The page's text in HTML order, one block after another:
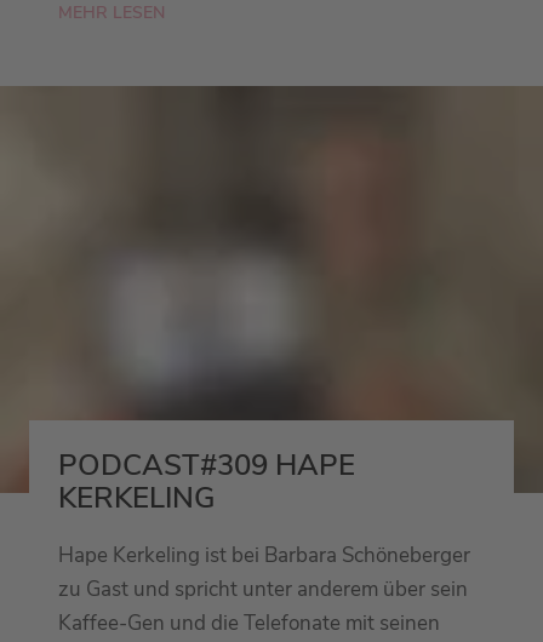
MEHR LESEN
PODCAST#309 HAPE
KERKELING
Hape Kerkeling ist bei Barbara Schöneberger
zu Gast und spricht unter anderem über sein
Kaffee-Gen und die Telefonate mit seinen